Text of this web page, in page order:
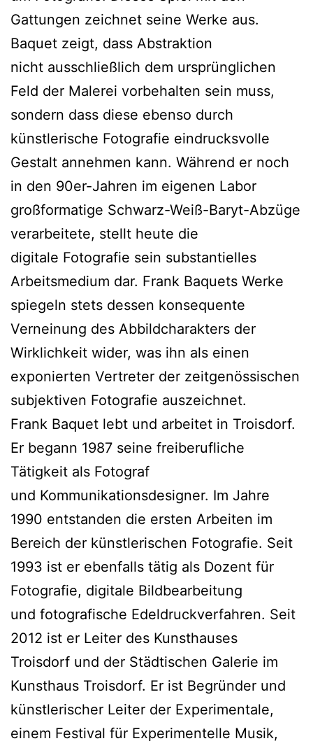
Gattungen zeichnet seine Werke aus.
Baquet zeigt, dass Abstraktion
nicht ausschließlich dem ursprünglichen
Feld der Malerei vorbehalten sein muss,
sondern dass diese ebenso durch
künstlerische Fotografie eindrucksvolle
Gestalt annehmen kann. Während er noch
in den 90er-Jahren im eigenen Labor
großformatige Schwarz-Weiß-Baryt-Abzüge
verarbeitete, stellt heute die
digitale Fotografie sein substantielles
Arbeitsmedium dar. Frank Baquets Werke
spiegeln stets dessen konsequente
Verneinung des Abbildcharakters der
Wirklichkeit wider, was ihn als einen
exponierten Vertreter der zeitgenössischen
subjektiven Fotografie auszeichnet.
Frank Baquet lebt und arbeitet in Troisdorf.
Er begann 1987 seine freiberufliche
Tätigkeit als Fotograf
und Kommunikationsdesigner. Im Jahre
1990 entstanden die ersten Arbeiten im
Bereich der künstlerischen Fotografie. Seit
1993 ist er ebenfalls tätig als Dozent für
Fotografie, digitale Bildbearbeitung
und fotografische Edeldruckverfahren. Seit
2012 ist er Leiter des Kunsthauses
Troisdorf und der Städtischen Galerie im
Kunsthaus Troisdorf. Er ist Begründer und
künstlerischer Leiter der Experimentale,
einem Festival für Experimentelle Musik,